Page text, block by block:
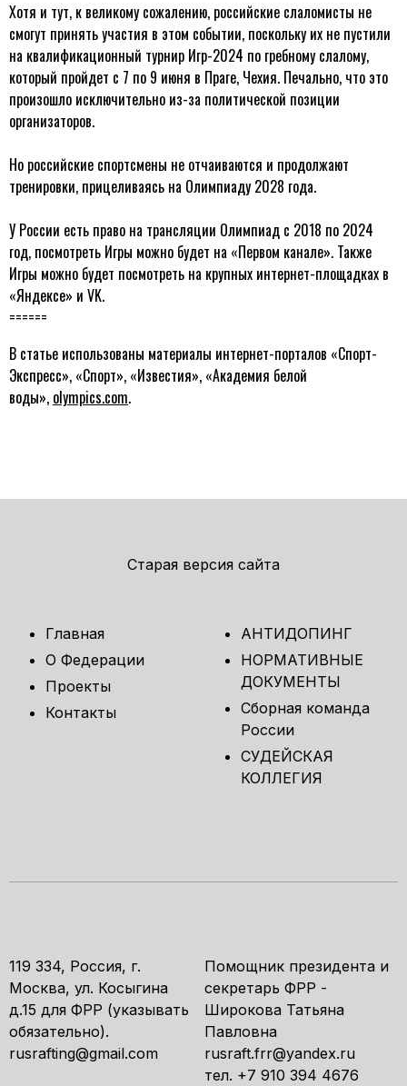
Хотя и тут, к великому сожалению, российские слаломисты не
смогут принять участия в этом событии, поскольку их не пустили
на квалификационный турнир Игр-2024 по гребному слалому,
который пройдет с 7 по 9 июня в Праге, Чехия. Печально, что это
произошло исключительно из-за политической позиции
организаторов.
Но российские спортсмены не отчаиваются и продолжают
тренировки, прицеливаясь на Олимпиаду 2028 года.
У России есть право на трансляции Олимпиад с 2018 по 2024
год, посмотреть Игры можно будет на «Первом канале». Также
Игры можно будет посмотреть на крупных интернет-площадках в
«Яндексе» и VK.
======
В статье использованы материалы интернет-порталов «Спорт-
Экспресс», «Спорт», «Известия», «Академия белой
воды», olympics.com.
Старая версия сайта
Главная
О Федерации
Проекты
Контакты
АНТИДОПИНГ
НОРМАТИВНЫЕ
ДОКУМЕНТЫ
Сборная команда
России
СУДЕЙСКАЯ
КОЛЛЕГИЯ
119 334, Россия, г.
Москва, ул. Косыгина
д.15 для ФРР (указывать
обязательно).
rusrafting@gmail.com
Помощник президента и
секретарь ФРР -
Широкова Татьяна
Павловна
rusraft.frr@yandex.ru
тел. +7 910 394 4676